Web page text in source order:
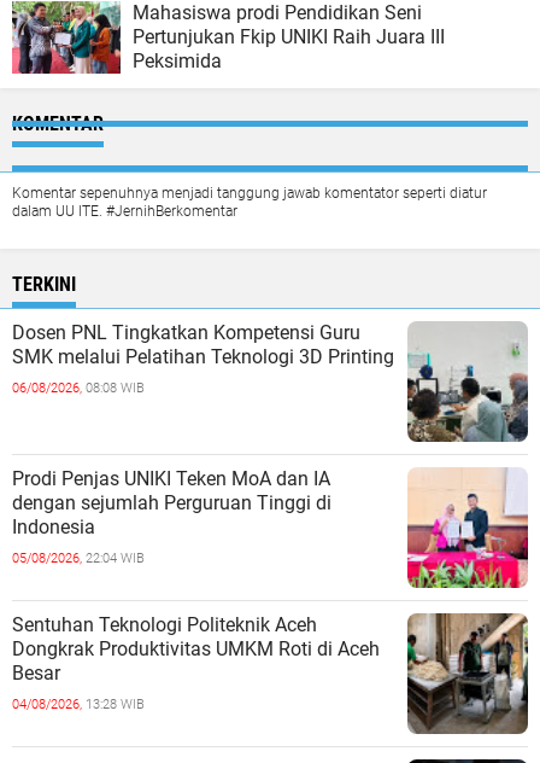
Mahasiswa prodi Pendidikan Seni
Pertunjukan Fkip UNIKI Raih Juara III
Peksimida
KOMENTAR
Komentar sepenuhnya menjadi tanggung jawab komentator seperti diatur
dalam UU ITE. #JernihBerkomentar
TERKINI
Dosen PNL Tingkatkan Kompetensi Guru
SMK melalui Pelatihan Teknologi 3D Printing
06/08/2026, 08:08 WIB
Prodi Penjas UNIKI Teken MoA dan IA
dengan sejumlah Perguruan Tinggi di
Indonesia
05/08/2026, 22:04 WIB
Sentuhan Teknologi Politeknik Aceh
Dongkrak Produktivitas UMKM Roti di Aceh
Besar
04/08/2026, 13:28 WIB